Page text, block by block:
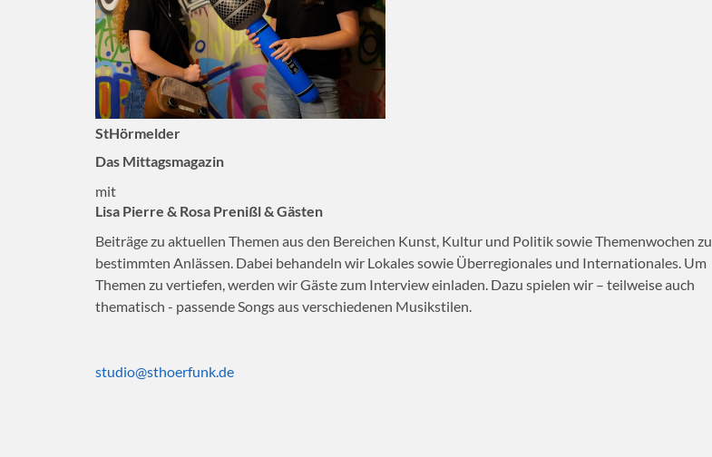
StHörmelder
Das Mittagsmagazin
mit
Lisa Pierre & Rosa Prenißl & Gästen
Beiträge zu aktuellen Themen aus den Bereichen Kunst, Kultur und Politik sowie Themenwochen zu
bestimmten Anlässen. Dabei behandeln wir Lokales sowie Überregionales und Internationales. Um
Themen zu vertiefen, werden wir Gäste zum Interview einladen. Dazu spielen wir – teilweise auch
thematisch - passende Songs aus verschiedenen Musikstilen.
studio@sthoerfunk.de